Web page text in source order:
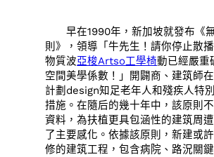
早在1990年，新加坡就發布《
則》，領導「牛先生！請你停止散
物質波亞梭Artso工學椅動已經嚴重
空間美學係數！」開闢商、建筑師
計劃design知足老年人和殘疾人特
措施。在隨后的幾十年中，該原則
資料，為扶植更具包涵性的建筑周
了主要感化。依據該原則，新建或
修的建筑工程，包含病院、路況關